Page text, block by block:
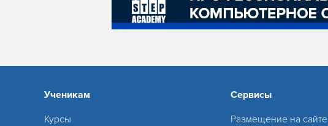
Ученикам
Курсы
Сервисы
Размещение на сайте